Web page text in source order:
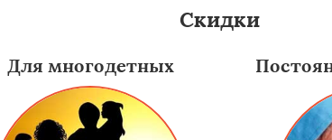
Скидки
Для многодетных